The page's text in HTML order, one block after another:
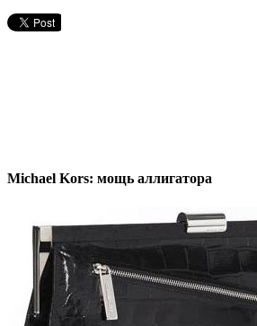
Michael Kors: мощь аллигатора